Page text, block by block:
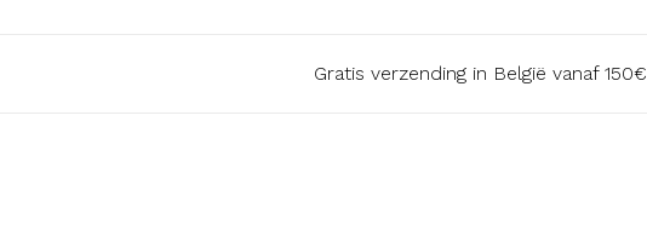
Gratis verzending in België vanaf 150€